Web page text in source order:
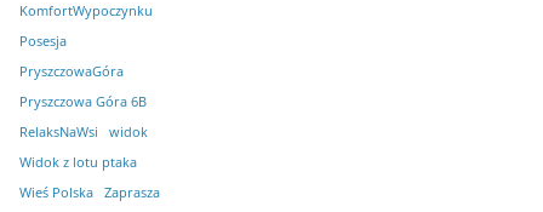
KomfortWypoczynku
Posesja
PryszczowaGóra
Pryszczowa Góra 6B
RelaksNaWsi
widok
Widok z lotu ptaka
Wieś Polska
Zaprasza